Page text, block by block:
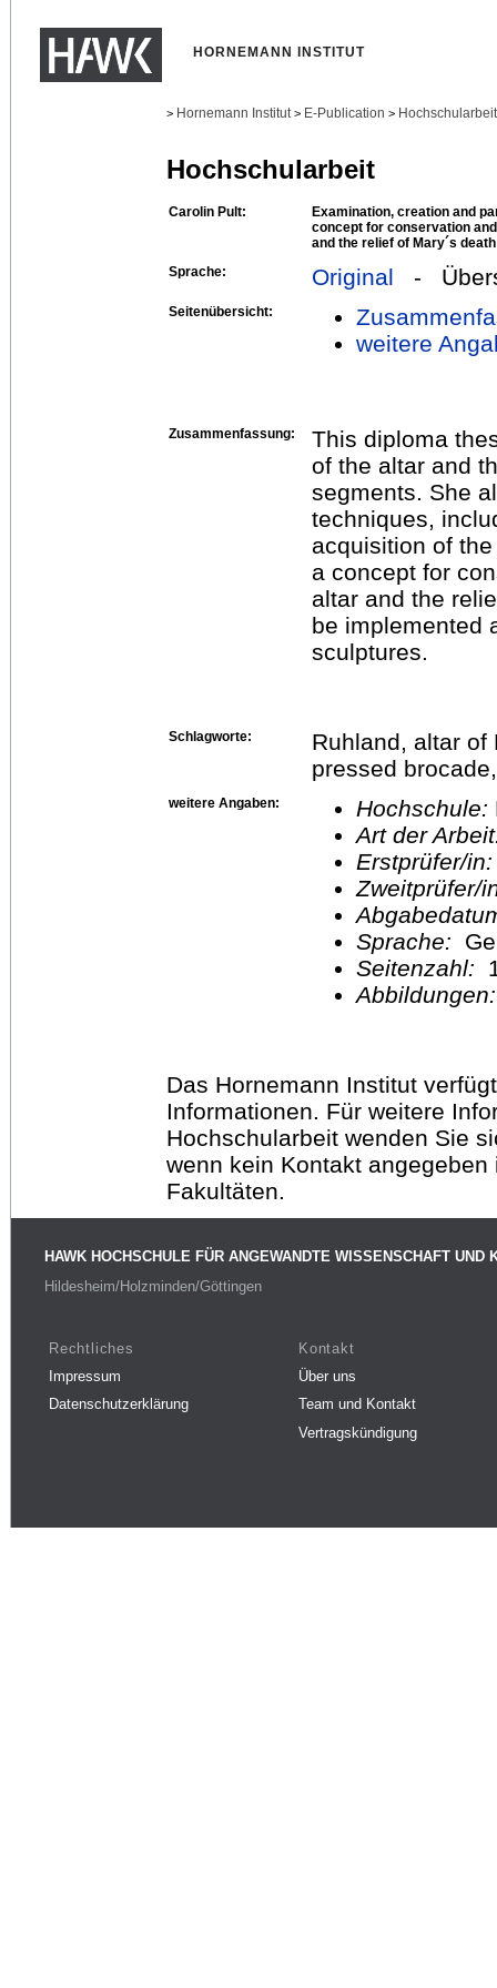
HORNEMANN INSTITUT
> Hornemann Institut > E-Publication >
Hochschularbeit
Carolin Pult:
Examination, creation and
concept for conservation
and the relief of Mary´s
Sprache:
Original -
Seitenübersicht:
weitere
Zusammenfassung:
This diploma
of the altar and
segments. She
techniques,
acquisition of
a concept for
altar and the
be implemented
sculptures.
Schlagworte:
Ruhland, altar of
pressed
weitere Angaben: Hochschule:
Art der
Erstprüfer/
Sprache:
Seitenzahl:
Das Hornemann Institut
Informationen. Für weitere
Hochschularbeit wenden Sie
wenn kein Kontakt
Fakultäten.
HAWK HOCHSCHULE FÜR ANGEWANDTE WISSENSCHAFT UND
Hildesheim/Holzminden/Göttingen
Rechtliches
Impressum
Datenschutzerklärung
Kontakt
Über uns
Team und Kontakt
Vertragskündigung